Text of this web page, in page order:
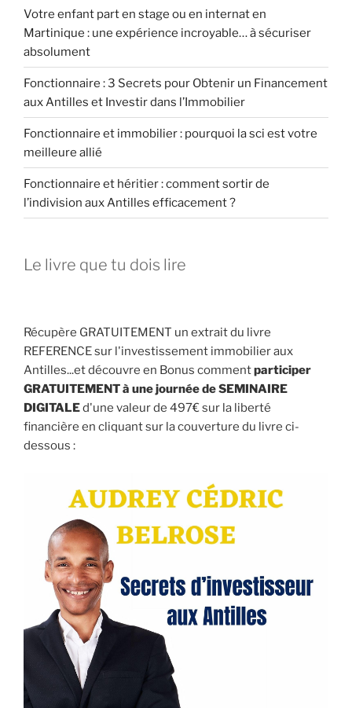
Votre enfant part en stage ou en internat en
Martinique : une expérience incroyable… à sécuriser
absolument
Fonctionnaire : 3 Secrets pour Obtenir un Financement
aux Antilles et Investir dans l’Immobilier
Fonctionnaire et immobilier : pourquoi la sci est votre
meilleure allié
Fonctionnaire et héritier : comment sortir de
l’indivision aux Antilles efficacement ?
Le livre que tu dois lire
Récupère GRATUITEMENT un extrait du livre
REFERENCE sur l'investissement immobilier aux
Antilles...et découvre en Bonus commentparticiper
GRATUITEMENT à une journée de SEMINAIRE
DIGITALEd'une valeur de 497€ sur la liberté
financière en cliquant sur la couverture du livre ci-
dessous :